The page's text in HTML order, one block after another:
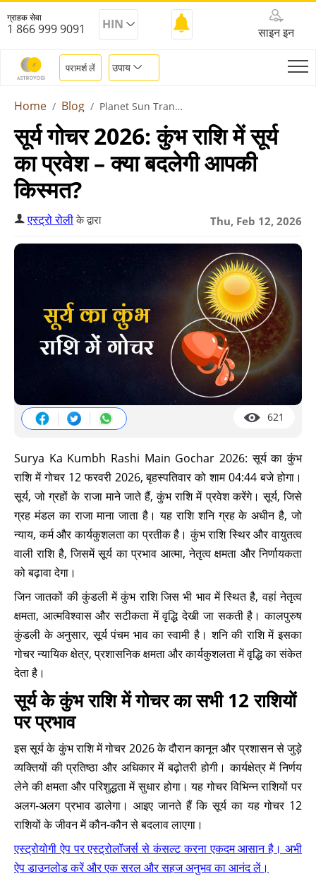
ग्राहक सेवा
1 866 999 9091 HIN
साइन इन
परामर्श लें उपाय
Home Blog Planet Sun Transit In Aquarius
सूर्य गोचर 2026: कुंभ राशि में सूर्य
का प्रवेश – क्या बदलेगी आपकी
किस्मत?
Thu, Feb 12, 2026
एस्ट्रो रोलीके द्वारा
621
Surya Ka Kumbh Rashi Main Gochar 2026: सूर्य का कुंभ
राशि में गोचर 12 फरवरी 2026, बृहस्पतिवार को शाम 04:44 बजे होगा।
सूर्य, जो ग्रहों के राजा माने जाते हैं, कुंभ राशि में प्रवेश करेंगे। सूर्य, जिसे
ग्रह मंडल का राजा माना जाता है। यह राशि शनि ग्रह के अधीन है, जो
न्याय, कर्म और कार्यकुशलता का प्रतीक है। कुंभ राशि स्थिर और वायुतत्व
वाली राशि है, जिसमें सूर्य का प्रभाव आत्मा, नेतृत्व क्षमता और निर्णायकता
को बढ़ावा देगा।
जिन जातकों की कुंडली में कुंभ राशि जिस भी भाव में स्थित है, वहां नेतृत्व
क्षमता, आत्मविश्वास और सटीकता में वृद्धि देखी जा सकती है। कालपुरुष
कुंडली के अनुसार, सूर्य पंचम भाव का स्वामी है। शनि की राशि में इसका
गोचर न्यायिक क्षेत्र, प्रशासनिक क्षमता और कार्यकुशलता में वृद्धि का संकेत
देता है।
सूर्य के कुंभ राशि में गोचर का सभी 12 राशियों
पर प्रभाव
इस सूर्य के कुंभ राशि में गोचर 2026 के दौरान कानून और प्रशासन से जुड़े
व्यक्तियों की प्रतिष्ठा और अधिकार में बढ़ोतरी होगी। कार्यक्षेत्र में निर्णय
लेने की क्षमता और परिशुद्धता में सुधार होगा। यह गोचर विभिन्न राशियों पर
अलग-अलग प्रभाव डालेगा। आइए जानते हैं कि सूर्य का यह गोचर 12
राशियों के जीवन में कौन-कौन से बदलाव लाएगा।
एस्ट्रोयोगी ऐप पर एस्ट्रोलॉजर्स से कंसल्ट करना एकदम आसान है। अभी
ऐप डाउनलोड करें और एक सरल और सहज अनुभव का आनंद लें।